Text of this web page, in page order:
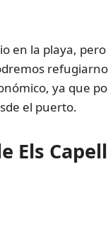
en la playa,
ya que
el puerto.
Els